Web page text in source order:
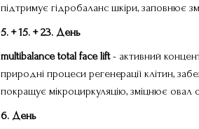
підтримує гідробаланс шкіри, заповнює
5. + 15. + 23. День
multibalance total face lift- активний
природні процеси регенерації клітин,
покращує мікроциркуляцію, зміцнює
6. День